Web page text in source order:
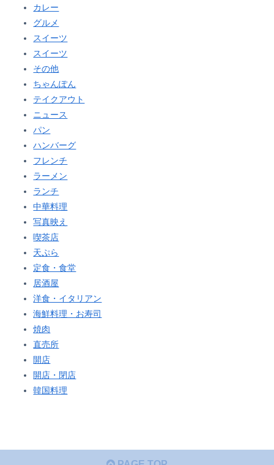
カレー
グルメ
スイーツ
スイーツ
その他
ちゃんぽん
テイクアウト
ニュース
パン
ハンバーグ
フレンチ
ラーメン
ランチ
中華料理
写真映え
喫茶店
天ぷら
定食・食堂
居酒屋
洋食・イタリアン
海鮮料理・お寿司
焼肉
直売所
開店
開店・閉店
韓国料理